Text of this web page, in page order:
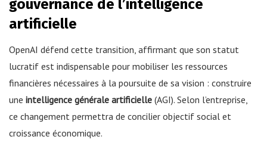
gouvernance de l’intelligence
artificielle
OpenAI défend cette transition, affirmant que son statut
lucratif est indispensable pour mobiliser les ressources
financières nécessaires à la poursuite de sa vision : construire
une intelligence générale artificielle (AGI). Selon l’entreprise,
ce changement permettra de concilier objectif social et
croissance économique.